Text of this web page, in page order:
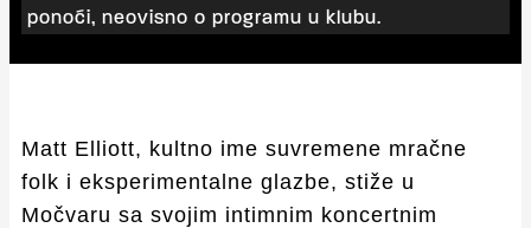
ponoći, neovisno o programu u klubu.
Matt Elliott, kultno ime suvremene mračne
folk i eksperimentalne glazbe, stiže u
Močvaru sa svojim intimnim koncertnim